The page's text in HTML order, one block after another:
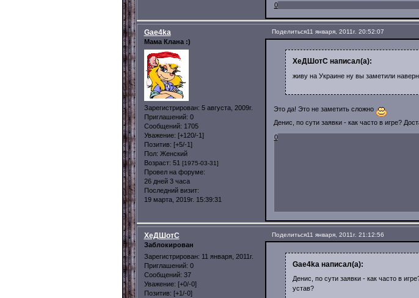
0
Поделиться11 января, 2011г. 20:52:07
Gae4ka
Мама Клана :)
Зарегистрирован: 5 августа, 2009г.
Приглашений: 0
Сообщений: 1705
Уважение: [+120/-1]
Позитив: [+5/-1]
Пол: Женский
Возраст: 51 [1975-03-31]
Провел на форуме:
26 дней 3 часа
Последний визит:
19 марта, 2019г. 15:39:31
ХеДШотС написал(а):
живу на Украине ну вы заметили
Это да! Это не заметить сложно
Денис, по сути заявки - как часто в игре?
0
Поделиться11 января, 2011г. 21:12:56
ХеДШотС
Заблокирован
Зарегистрирован: 11 января, 2011г.
Приглашений: 0
Сообщений: 37
Уважение: [+0/-0]
Позитив: [+1/-0]
Gae4ka написал(а):
Денис, по сути заявки - как часто в
устав?